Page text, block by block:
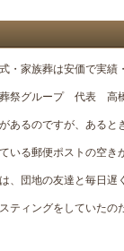
・家族葬は安価で実績
祭グループ 代表 高橋
あるのですが、あると
いる郵便ポストの空き
、団地の友達と毎日遅
ティングをしていたの